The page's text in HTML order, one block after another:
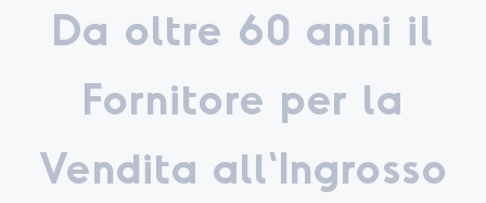
Da oltre 60 anni il
Fornitore per la
Vendita all'Ingrosso